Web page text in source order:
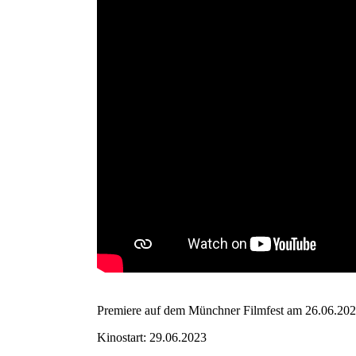
Premiere auf dem Münchner Filmfest am
Kinostart: 29.06.2023